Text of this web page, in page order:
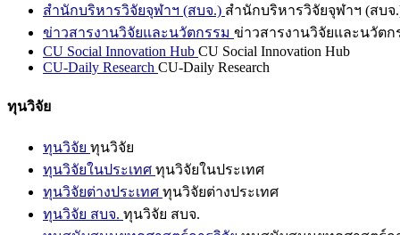
สำนักบริหารวิจัยจุฬาฯ (สบจ.) สำนักบริหารวิจัยจุฬาฯ (สบจ
ข่าวสารงานวิจัยและนวัตกรรม ข่าวสารงานวิจัยและนวัตก
CU Social Innovation Hub CU Social Innovation Hub
CU-Daily Research CU-Daily Research
ทุนวิจัย
ทุนวิจัย ทุนวิจัย
ทุนวิจัยในประเทศ ทุนวิจัยในประเทศ
ทุนวิจัยต่างประเทศ ทุนวิจัยต่างประเทศ
ทุนวิจัย สบจ. ทุนวิจัย สบจ.